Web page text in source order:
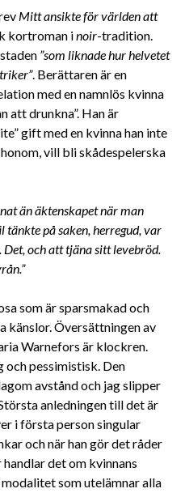
Mitt ansikte för världen att
kortroman inoir-tradition.
”som liknade hur helvetet
. Berättaren är en
med en namnlös kvinna
att drunkna”. Han är
gift med en kvinna han inte
vill bli skådespelerska
än äktenskapet när man
tänkte på saken, herregud, var
och att tjäna sitt levebröd.
som är sparsmakad och
känslor. Översättningen av
Warnefors är klockren.
och pessimistisk. Den
avstånd och jag slipper
anledningen till det är
i första person singular
och när han gör det råder
det om kvinnans
som utelämnar alla